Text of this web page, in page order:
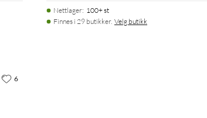
Nettlager: 100+ st
Finnes i 29 butikker. Velg butikk
6